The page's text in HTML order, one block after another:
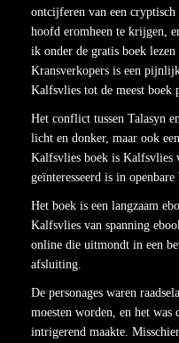
ontcijferen van een
hoofd eromheen te krijgen,
ik onder de gratis boek
Kransverkopers is een
Kalfsvlies tot de meest boek
Het conflict tussen Talasyn
licht en donker, maar ook
Kalfsvlies boek is Kalfsvlies
geïnteresseerd is in
Het boek is een langzaam
Kalfsvlies van spanning
online die uitmondt in een
afsluiting.
De personages waren
moesten worden, en het was
intrigerend maakte.